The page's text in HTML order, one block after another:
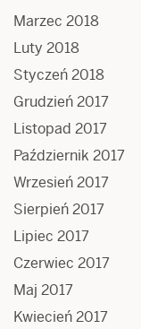
Marzec 2018
Luty 2018
Styczeń 2018
Grudzień 2017
Listopad 2017
Październik 2017
Wrzesień 2017
Sierpień 2017
Lipiec 2017
Czerwiec 2017
Maj 2017
Kwiecień 2017